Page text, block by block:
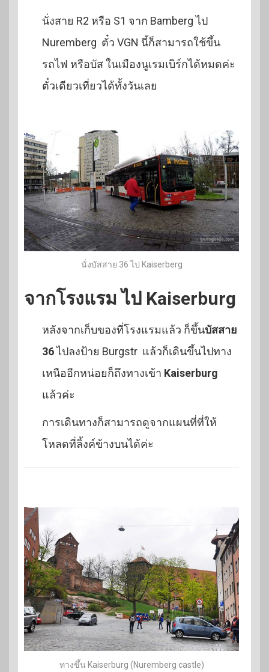
นั่งสาย R2 หรือ S1 จาก Bamberg ไป
Nuremberg ตั๋ว VGN นี้ก็สามารถใช้ขึ้น
รถไฟ หรือบัส ในเมืองนูเรมเบิร์กได้หมดค่ะ
ตั๋วเดียวเที่ยวได้ทั้งวันเลย
นั่งบัสสาย 36 ไป Kaiserberg
จากโรงแรม ไป Kaiserburg
หลังจากเก็บของที่โรงแรมแล้ว ก็ขึ้นบัสสาย
36ไปลงป้าย Burgstr แล้วก็เดินขึ้นไปทาง
เหนืออีกหน่อยก็ถึงทางเข้า Kaiserburg
แล้วค่ะ
การเดินทางก็สามารถดูจากแผนที่ที่ให้
โหลดที่ลิ้งค์ข้างบนได้ค่ะ
ทางขึ้น Kaiserburg (Nuremberg castle)